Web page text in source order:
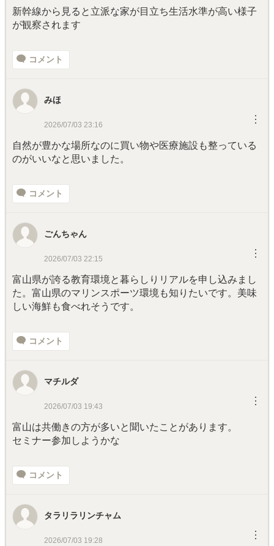
新幹線から見ると立派な家が目立ち生活水準が高い様子
が観察されます
コメント
みほ
2026/07/03 23:16 ︙
自然が豊かな場所なのに買い物や医療施設も整っている
のがいいなと思いました。
コメント
ごんちゃん
2026/07/03 22:15 ︙
富山県が誇る教育環境と暮らしりリアルを申し込みまし
た。富山県のマリンスポーツ環境も知りたいです。美味
しい海鮮も食べれそうです。
コメント
マチルダ
2026/07/03 19:43 ︙
富山は共働きの方が多いと聞いたことがあります。
セミナー参加しようかな
コメント
タラリラリンチャム
2026/07/03 19:28 ︙